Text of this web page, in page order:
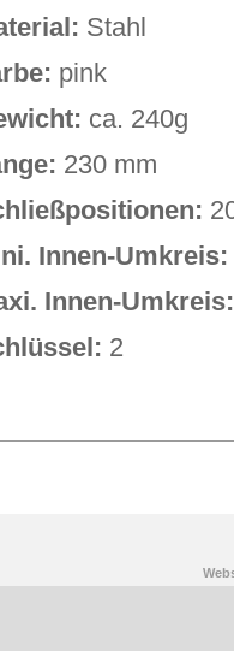
Stahl
pink
ca. 240g
230 mm
Innen-Umkreis:
Innen-Umkreis:
2